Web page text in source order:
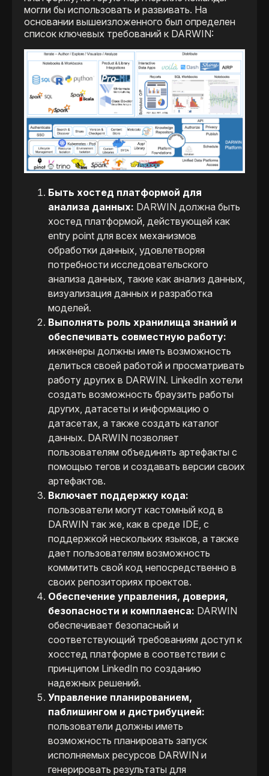
могли бы использовать и развивать. На
основании вышеизложенного был определен
список ключевых требований к DARWIN:
Быть хостед платформой для
анализа данных: DARWIN должна быть
хостед платформой, действующей как
entry point для всех механизмов
обработки данных, удовлетворяя
потребности исследовательского
анализа данных, такие как анализ данных,
визуализация данных и разработка
моделей.
Выполнять роль хранилища знаний и
обеспечивать совместную работу:
инженеры должны иметь возможность
делиться своей работой и просматривать
работу других в DARWIN. LinkedIn хотели
создать возможность браузить работы
других, датасеты и информацию о
датасетах, а также создать каталог
данных. DARWIN позволяет
пользователям объединять артефакты с
помощью тегов и создавать версии своих
артефактов.
Включает поддержку кода:
пользователи могут кастомный код в
DARWIN так же, как в среде IDE, с
поддержкой нескольких языков, а также
дает пользователям возможность
коммитить свой код непосредственно в
своих репозиториях проектов.
Обеспечение управления, доверия,
безопасности и комплаенса: DARWIN
обеспечивает безопасный и
соответствующий требованиям доступ к
хосстед платформе в соответствии с
принципом LinkedIn по созданию
надежных решений.
Управление планированием,
паблишингом и дистрибуцией:
пользователи должны иметь
возможность планировать запуск
исполняемых ресурсов DARWIN и
генерировать результаты для